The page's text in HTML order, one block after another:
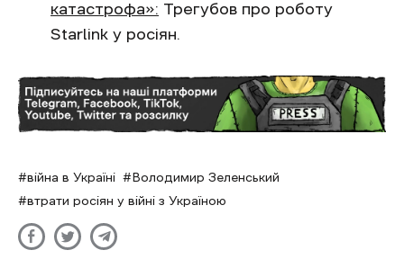
катастрофа»: Трегубов про роботу
Starlink у росіян.
війна в Україні
Володимир Зеленський
втрати росіян у війні з Україною